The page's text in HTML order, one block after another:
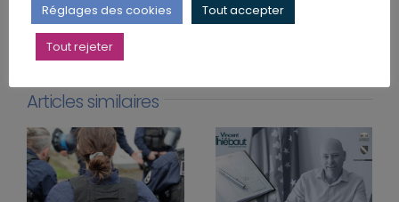
Facebook
X LinkedInEmail
Articles similaires
Réglages des cookies Tout accepter
Tout rejeter